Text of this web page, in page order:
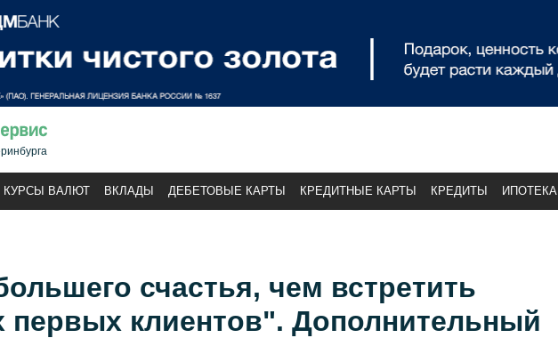
КУРСЫ ВАЛЮТ ВКЛАДЫ ДЕБЕТОВЫЕ КАРТЫ КРЕДИТНЫЕ КАРТЫ КРЕДИТЫ ИПОТЕКА
счастья, чем встретить
первых клиентов". Дополнительный